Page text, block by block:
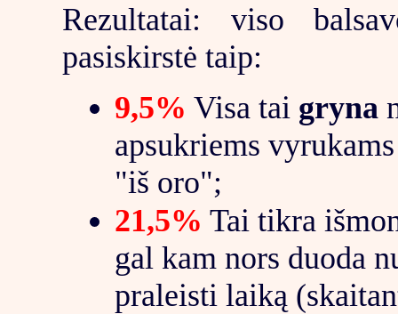
Rezultatai: viso
pasiskirstė taip:
9,5% Visa tai gryna
apsukriems
"iš oro";
21,5% Tai tikra
gal kam nors duoda
praleisti laiką